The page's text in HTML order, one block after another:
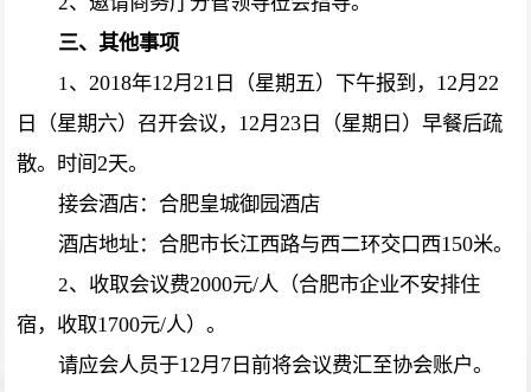
三、其他事项
1、2018年12月21 日（星期五）下午报到， 12月22
日（星期六）召开会议， 12月23 日（星期日）早餐后疏
散。时间2天。
接会酒店：合肥皇城御园酒店
酒店地址： 合肥市长江西路与西二环交口西150米。
2、收取会议费2000元/人（合肥市企业不安排住
宿，收取1700元/人）。
请应会人员于12月 7 日前将会议费汇至协会账户。